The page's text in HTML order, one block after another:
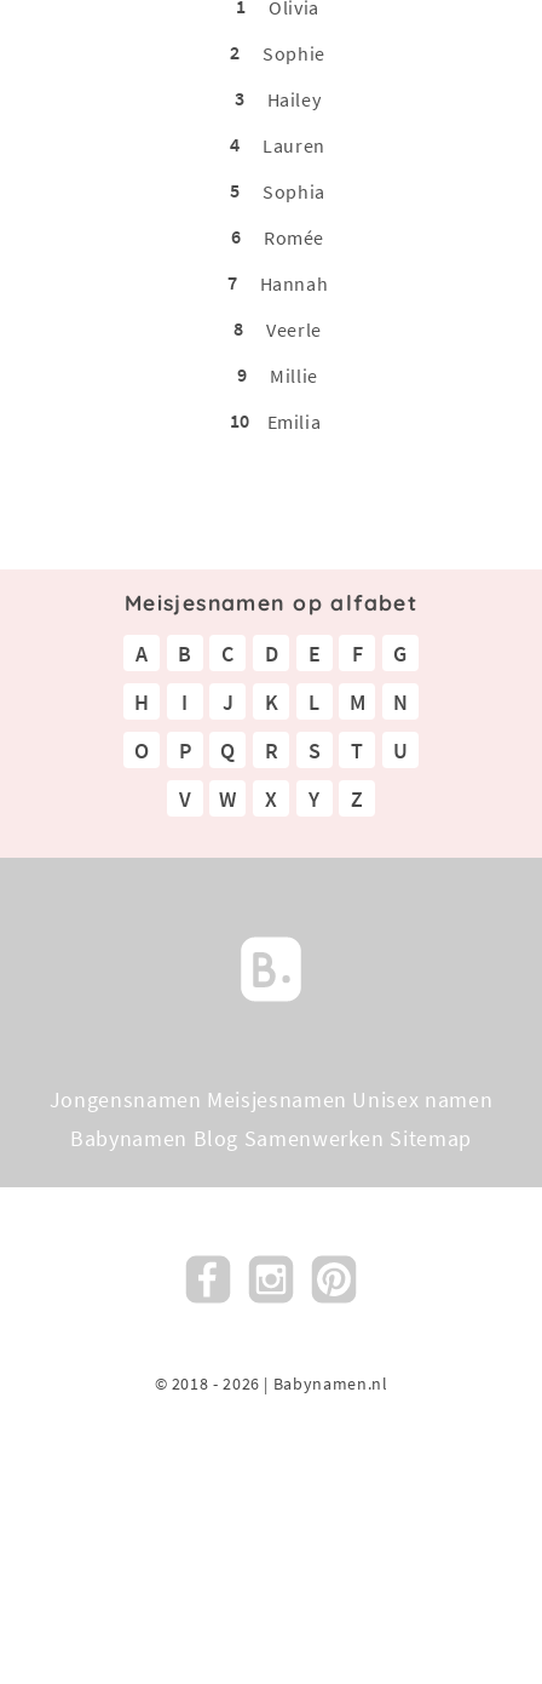
1
Olivia
2
Sophie
3
Hailey
4
Lauren
5
Sophia
6
Romée
7
Hannah
8
Veerle
9
Millie
10
Emilia
Meisjesnamen op alfabet
A B C D E F
G
H
I J K L M
N
O
P Q R S T
U
V
W X Y Z
Jongensnamen Meisjesnamen Unisex namen
Babynamen Blog Samenwerken Sitemap
© 2018 - 2026 | Babynamen.nl